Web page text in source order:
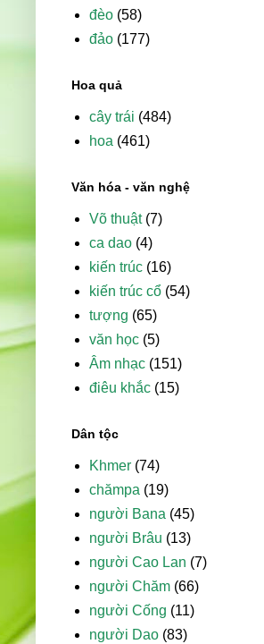
đèo (58)
đảo (177)
Hoa quả
cây trái (484)
hoa (461)
Văn hóa - văn nghệ
Võ thuật (7)
ca dao (4)
kiến trúc (16)
kiến trúc cổ (54)
tượng (65)
văn học (5)
Âm nhạc (151)
điêu khắc (15)
Dân tộc
Khmer (74)
chămpa (19)
người Bana (45)
người Brâu (13)
người Cao Lan (7)
người Chăm (66)
người Cống (11)
người Dao (83)